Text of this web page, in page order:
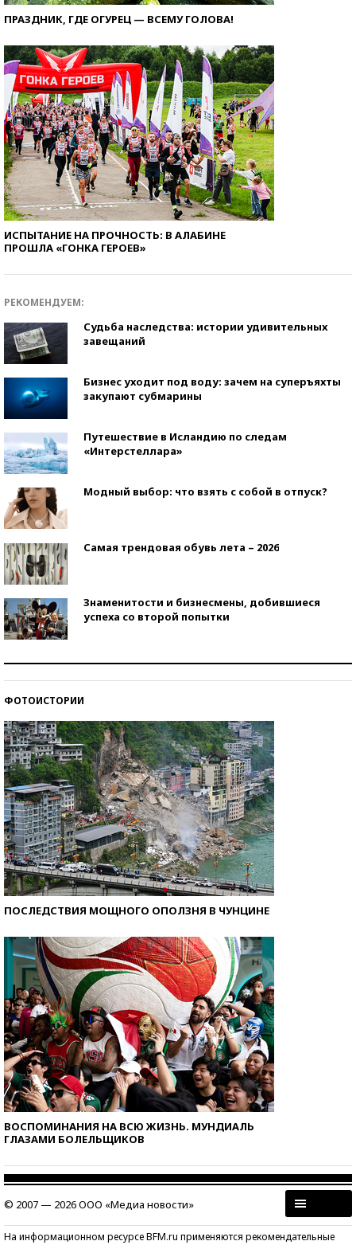
ПРАЗДНИК, ГДЕ ОГУРЕЦ — ВСЕМУ ГОЛОВА!
ИСПЫТАНИЕ НА ПРОЧНОСТЬ: В АЛАБИНЕ
ПРОШЛА «ГОНКА ГЕРОЕВ»
РЕКОМЕНДУЕМ:
Судьба наследства: истории удивительных
завещаний
Бизнес уходит под воду: зачем на суперъяхты
закупают субмарины
Путешествие в Исландию по следам
«Интерстеллара»
Модный выбор: что взять с собой в отпуск?
Самая трендовая обувь лета – 2026
Знаменитости и бизнесмены, добившиеся
успеха со второй попытки
ФОТОИСТОРИИ
ПОСЛЕДСТВИЯ МОЩНОГО ОПОЛЗНЯ В ЧУНЦИНЕ
ВОСПОМИНАНИЯ НА ВСЮ ЖИЗНЬ. МУНДИАЛЬ
ГЛАЗАМИ БОЛЕЛЬЩИКОВ
© 2007 — 2026 ООО «Медиа новости»
На информационном ресурсе BFM.ru применяются рекомендательные